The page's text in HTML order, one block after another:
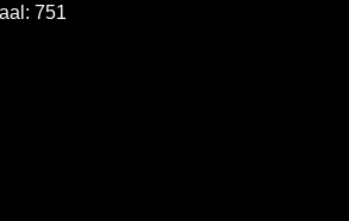
751